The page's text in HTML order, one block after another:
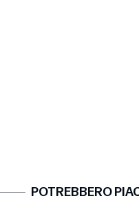
POTREBBERO